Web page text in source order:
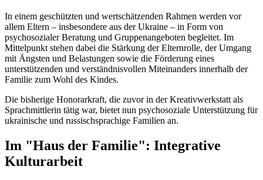
In einem geschützten und wertschätzenden Rahmen werden vor
allem Eltern – insbesondere aus der Ukraine – in Form von
psychosozialer Beratung und Gruppenangeboten begleitet. Im
Mittelpunkt stehen dabei die Stärkung der Elternrolle, der Umgang
mit Ängsten und Belastungen sowie die Förderung eines
unterstützenden und verständnisvollen Miteinanders innerhalb der
Familie zum Wohl des Kindes.
Die bisherige Honorarkraft, die zuvor in der Kreativwerkstatt als
Sprachmittlerin tätig war, bietet nun psychosoziale Unterstützung für
ukrainische und russischsprachige Familien an.
Im "Haus der Familie": Integrative
Kulturarbeit